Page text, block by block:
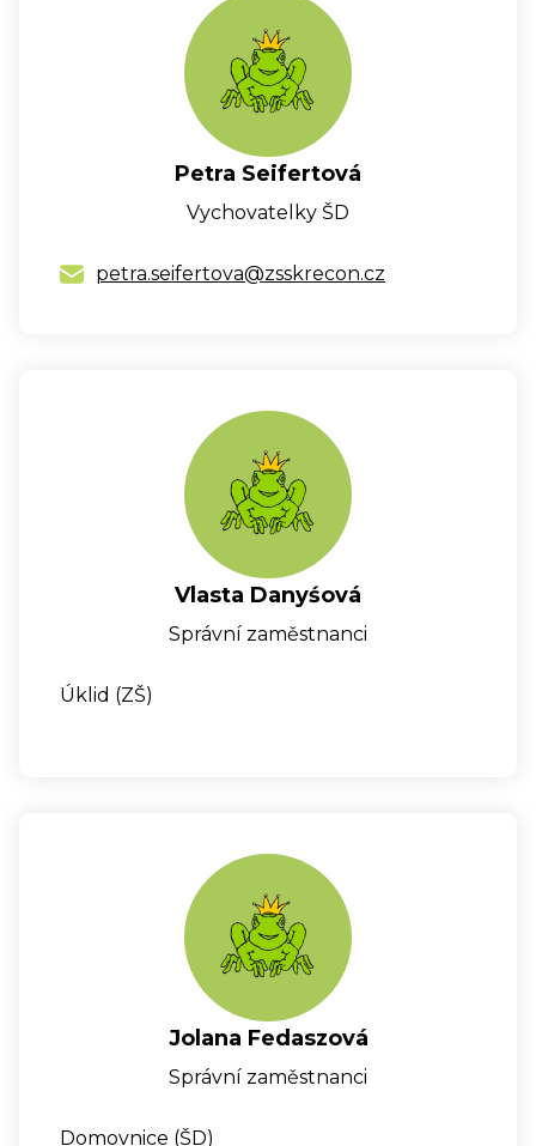
Petra Seifertová
Vychovatelky ŠD
petra.seifertova@zsskrecon.cz
Vlasta Danyśová
Správní zaměstnanci
Úklid (ZŠ)
Jolana Fedaszová
Správní zaměstnanci
Domovnice (ŠD)